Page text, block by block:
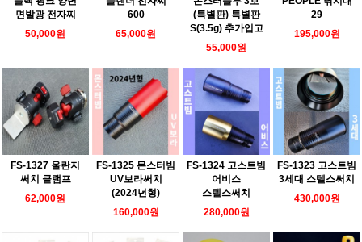
면발광 전자찌
50,000원
600
65,000원
(특별판) 특별판
S(3.5g) 추가입고
55,000원
29
195,000원
FS-1327 울란지
써치 클램프
62,000원
FS-1325 몬스터빔
UV보라써치
(2024년형)
160,000원
FS-1324 고스트빔
어비스
스텔스써치
280,000원
FS-1323 고스트빔
3세대 스텔스써치
430,000원